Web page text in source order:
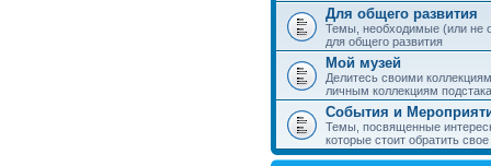
Для общего развития
Темы, необходимые (или не
для общего развития
Мой музей
Делитесь своими
личным коллекциям
События и
Темы, посвященные
которые стоит обратить